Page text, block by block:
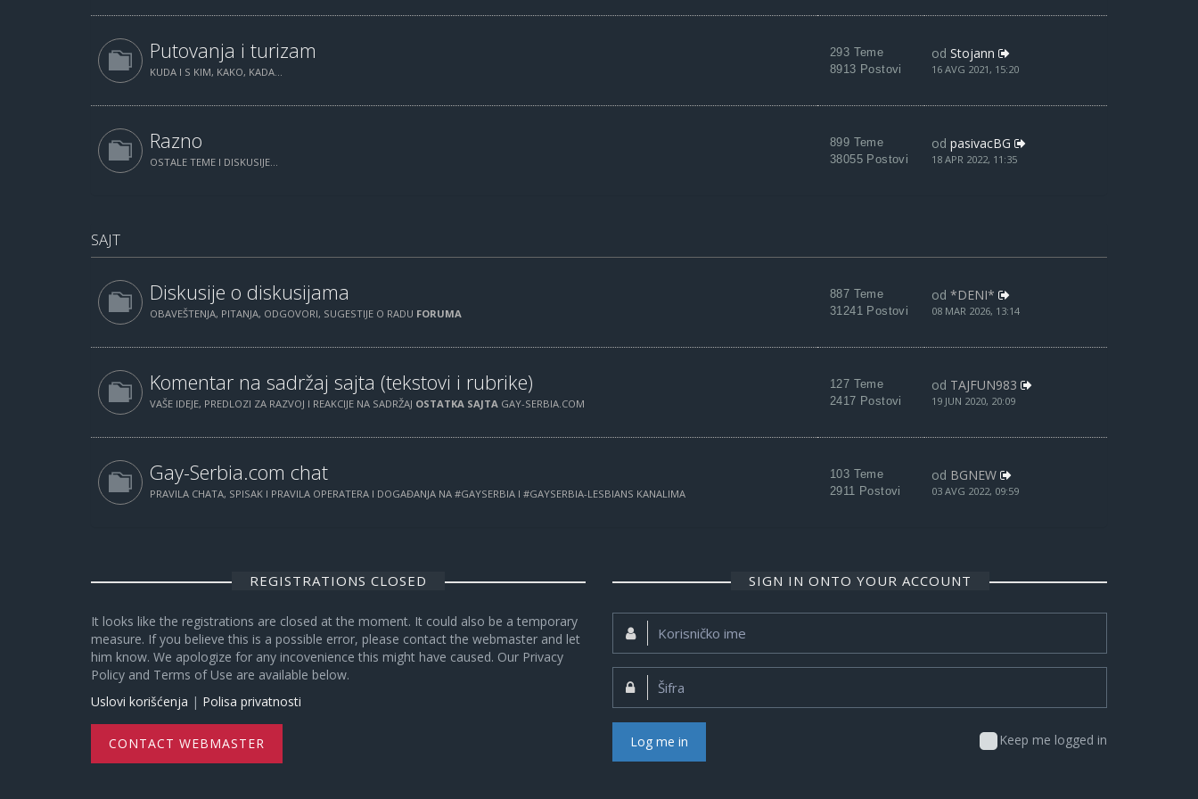
Putovanja i turizam
KUDA I S KIM, KAKO, KADA...
293 Teme
8913 Postovi
od Stojann
16 AVG 2021, 15:20
Razno
OSTALE TEME I DISKUSIJE...
899 Teme
38055 Postovi
od pasivacBG
18 APR 2022, 11:35
SAJT
Diskusije o diskusijama
OBAVEŠTENJA, PITANJA, ODGOVORI, SUGESTIJE O RADU FORUMA
887 Teme
31241 Postovi
od *DENI*
08 MAR 2026, 13:14
Komentar na sadržaj sajta (tekstovi i rubrike)
VAŠE IDEJE, PREDLOZI ZA RAZVOJ I REAKCIJE NA SADRŽAJ OSTATKA SAJTA GAY-SERBIA.COM
127 Teme
2417 Postovi
od TAJFUN983
19 JUN 2020, 20:09
Gay-Serbia.com chat
PRAVILA CHATA, SPISAK I PRAVILA OPERATERA I DOGAĐANJA NA #GAYSERBIA I #GAYSERBIA-LESBIANS KANALIMA
103 Teme
2911 Postovi
od BGNEW
03 AVG 2022, 09:59
REGISTRATIONS CLOSED
It looks like the registrations are closed at the moment. It could also be a temporary
measure. If you believe this is a possible error, please contact the webmaster and let
him know. We apologize for any incovenience this might have caused. Our Privacy
Policy and Terms of Use are available below.
Uslovi korišćenja | Polisa privatnosti
CONTACT WEBMASTER
SIGN IN ONTO YOUR ACCOUNT
Korisničko
Šifra:
Keep me logged in
Log me in